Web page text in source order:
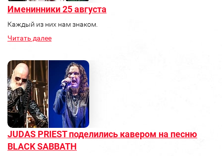
Именинники 25 августа
Каждый из них нам знаком.
Читать далее
JUDAS PRIEST поделились кавером на песню
BLACK SABBATH